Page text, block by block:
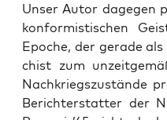
Unser Autor dage­gen
kon­for­mis­ti­schen
Epo­che, der gera­de
chist zum
Nach­kriegs­zu­stän­de
Bericht­erstat­ter der